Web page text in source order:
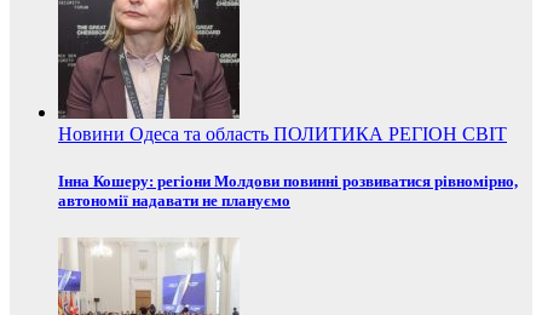
Новини Одеса та область ПОЛИТИКА РЕГІОН СВІТ
Інна Кошеру: регіони Молдови повинні розвиватися рівномірно,
автономії надавати не плануємо